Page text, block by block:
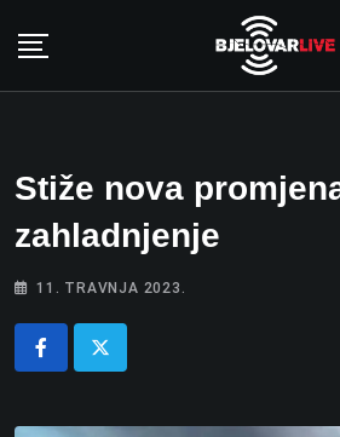
Stiže nova
zahladnjenje
11. TRAVNJA 2023.